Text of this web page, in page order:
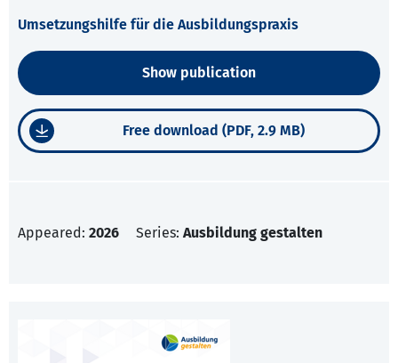
Umsetzungshilfe für die Ausbildungspraxis
Show publication
Free download (PDF, 2.9 MB)
Appeared: 2026 Series: Ausbildung gestalten